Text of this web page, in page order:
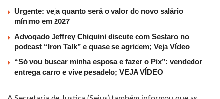
Urgente: veja quanto será o valor do novo salário
mínimo em 2027
Advogado Jeffrey Chiquini discute com Sestaro no
podcast “Iron Talk” e quase se agridem; Veja Vídeo
“Só vou buscar minha esposa e fazer o Pix”: vendedor
entrega carro e vive pesadelo; VEJA VÍDEO